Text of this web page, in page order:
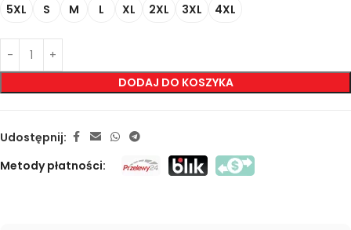
5XL S M L XL 2XL 3XL 4XL
DODAJ DO KOSZYKA
Udostępnij:
Metody płatności: